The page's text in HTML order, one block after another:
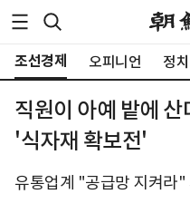
조선경제 오피니언 정치
직원이 아예 밭에
'식자재 확보전'
유통업계 "공급망 지켜라"